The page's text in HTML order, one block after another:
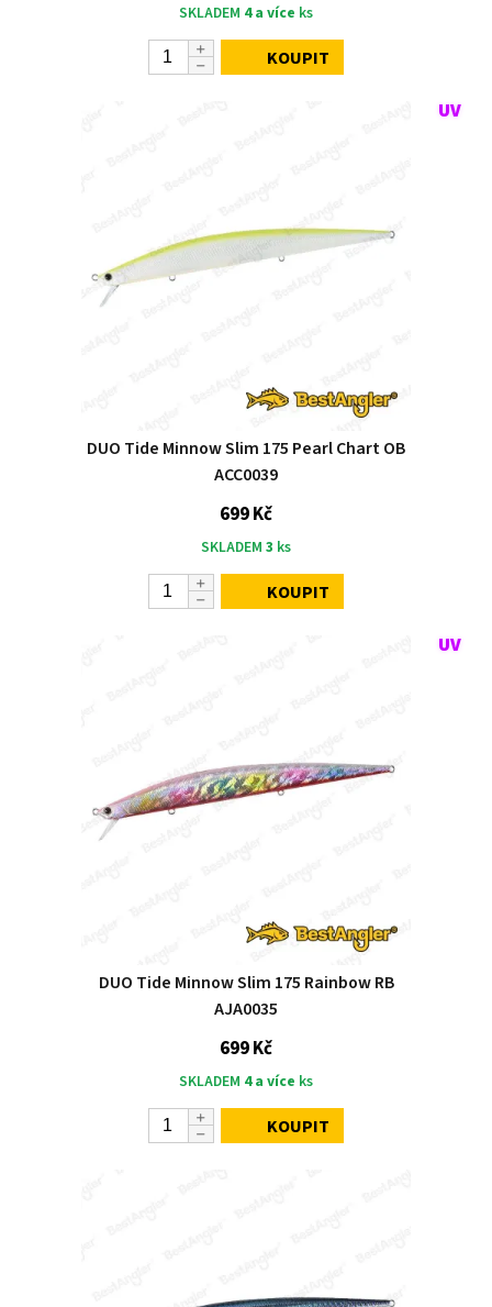
SKLADEM 4 a více ks
KOUPIT
DUO Tide Minnow Slim 175 Pearl Chart OB
ACC0039
699 Kč
SKLADEM 3 ks
KOUPIT
DUO Tide Minnow Slim 175 Rainbow RB
AJA0035
699 Kč
SKLADEM 4 a více ks
KOUPIT